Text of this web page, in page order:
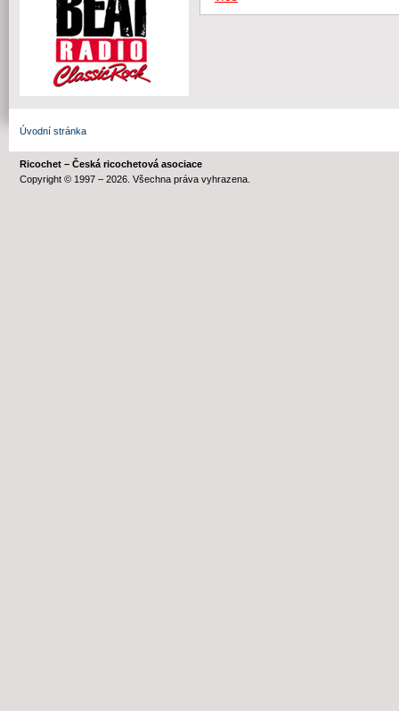
Úvodní stránka
Ricochet – Česká ricochetová asociace
Copyright © 1997 – 2026. Všechna práva vyhrazena.